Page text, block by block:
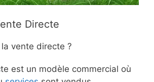
Directe
la vente directe ?
est un modèle commercial où